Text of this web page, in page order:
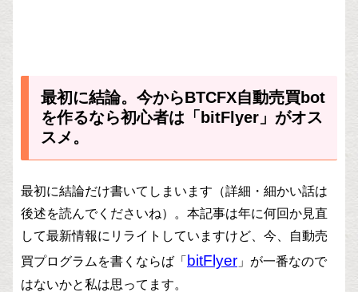
最初に結論。今からBTCFX自動売買bot
を作るなら初心者は「bitFlyer」がオス
スメ。
最初に結論だけ書いてしまいます（詳細・細かい話は
後述を読んでくださいね）。本記事は年に何回か見直
して最新情報にリライトしていますけど、今、自動売
買プログラムを書くならば「 bitFlyer 」が一番なので
はないかと私は思ってます。